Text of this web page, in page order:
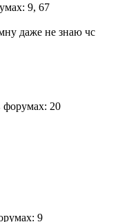
даже не знаю чс